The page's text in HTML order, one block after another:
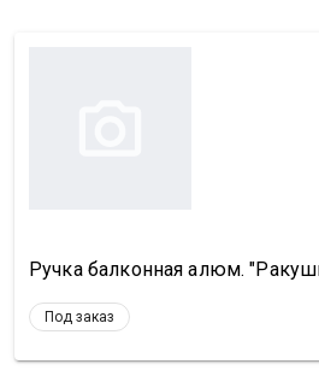
Ручка балконная алюм.
Под заказ